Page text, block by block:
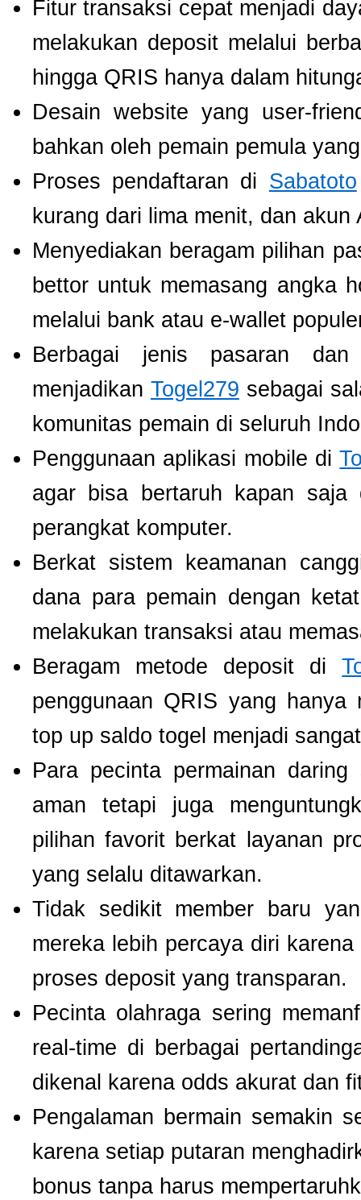
Fitur transaksi cepat menjadi
melakukan deposit melalui
hingga QRIS hanya dalam
Desain website yang user-
bahkan oleh pemain pemula
Proses pendaftaran di Sabatoto
kurang dari lima menit, dan
Menyediakan beragam pilihan
bettor untuk memasang angka
melalui bank atau e-wallet
Berbagai jenis pasaran dan
menjadikan Togel279 sebagai
komunitas pemain di seluruh
Penggunaan aplikasi mobile di
agar bisa bertaruh kapan
perangkat komputer.
Berkat sistem keamanan
dana para pemain dengan
melakukan transaksi atau
Beragam metode deposit di
penggunaan QRIS yang hanya
top up saldo togel menjadi
Para pecinta permainan
aman tetapi juga
pilihan favorit berkat layanan
yang selalu ditawarkan.
Tidak sedikit member baru
mereka lebih percaya diri
proses deposit yang transparan.
Pecinta olahraga sering
real-time di berbagai
dikenal karena odds akurat dan
Pengalaman bermain semakin
karena setiap putaran
bonus tanpa harus